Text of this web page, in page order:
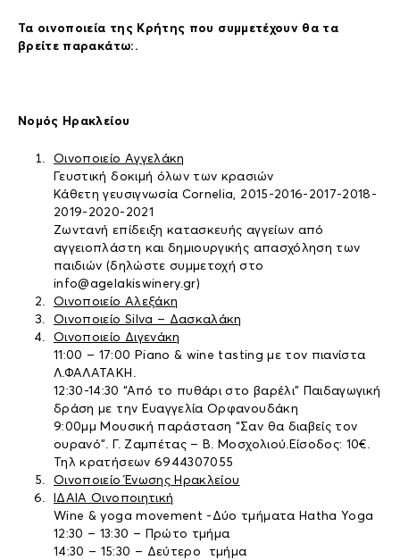
Τα οινοποιεία της Κρήτης που συμμετέχουν θα τα
βρείτε παρακάτω:.
Νομός Ηρακλείου
Οινοποιείο Αγγελάκη
Γευστική δοκιμή όλων των κρασιών
Κάθετη γευσιγνωσία Cornelia, 2015-2016-2017-2018-
2019-2020-2021
Ζωντανή επίδειξη κατασκευής αγγείων από
αγγειοπλάστη και δημιουργικής απασχόληση των
παιδιών (δηλώστε συμμετοχή στο
info@agelakiswinery.gr)
Οινοποιείο Αλεξάκη
Οινοποιείο Silva – Δασκαλάκη
Οινοποιείο Διγενάκη
11:00 – 17:00 Piano & wine tasting με τον πιανίστα
Λ.ΦΑΛΑΤΑΚΗ.
12:30-14:30 “Από το πυθάρι στο βαρέλι” Παιδαγωγική
δράση με την Ευαγγελία Ορφανουδάκη
9:00μμ Μουσική παράσταση “Σαν θα διαβείς τον
ουρανό”. Γ. Ζαμπέτας – Β. Μοσχολιού.Είσοδος: 10€.
Τηλ κρατήσεων 6944307055
Οινοποιείο Ένωσης Ηρακλείου
ΙΔΑΙΑ Οινοποιητική
Wine & yoga movement -Δύο τμήματα Hatha Yoga
12:30 – 13:30 – Πρώτο τμήμα
14:30 – 15:30 – Δεύτερο τμήμα